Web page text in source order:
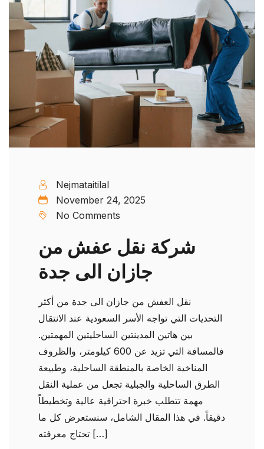
Nejmataitilal
November 24, 2025
No Comments
شركة نقل عفش من
جازان الى جدة
نقل العفش من جازان الى جدة من أكثر
التحديات التي تواجه الأسر السعودية عند الانتقال
بين هاتين المدينتين الساحليتين المهمتين.
فالمسافة التي تزيد عن 600 كيلومتر، والظروف
المناخية الخاصة بالمنطقة الساحلية، وطبيعة
الطرق الساحلية والجبلية تجعل من عملية النقل
مهمة تتطلب خبرة احترافية عالية وتخطيطاً
دقيقاً. في هذا المقال الشامل، سنستعرض كل ما
تحتاج معرفته […]